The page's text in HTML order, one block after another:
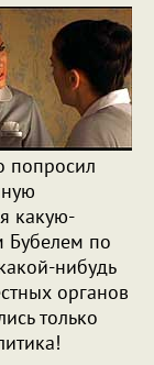
попросил
какую-
Бубелем по
нибудь
органов
только